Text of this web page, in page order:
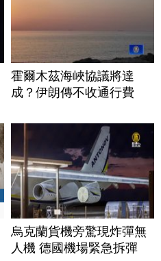
霍爾木茲海峽協議將達
成？伊朗傳不收通行費
烏克蘭貨機旁驚現炸彈無
人機 德國機場緊急拆彈